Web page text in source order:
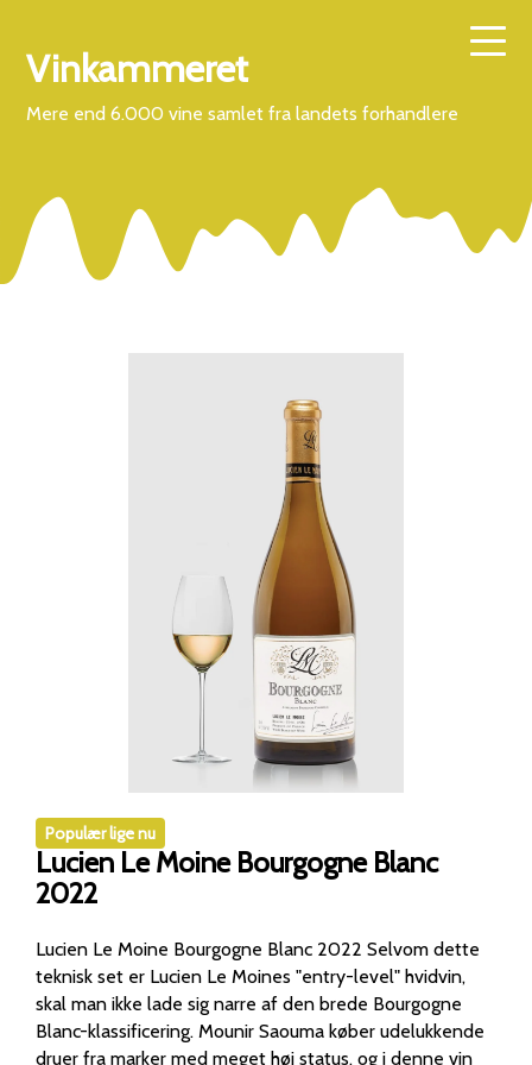
Vinkammeret
Mere end 6.000 vine samlet fra landets forhandlere
Populær lige nu
Lucien Le Moine Bourgogne Blanc
2022
Lucien Le Moine Bourgogne Blanc 2022 Selvom dette
teknisk set er Lucien Le Moines "entry-level" hvidvin,
skal man ikke lade sig narre af den brede Bourgogne
Blanc-klassificering. Mounir Saouma køber udelukkende
druer fra marker med meget høj status, og i denne vin